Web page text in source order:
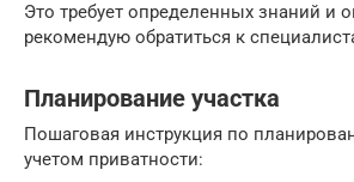
Это требует определенных знаний и
рекомендую обратиться к
Планирование участка
Пошаговая инструкция по
учетом приватности: